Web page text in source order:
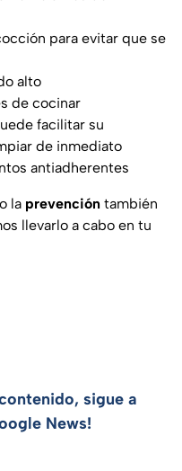
para evitar que se
alto
de cocinar
facilitar su
de inmediato
antiadherentes
la prevención también
llevarlo a cabo en tu
sigue a
News!